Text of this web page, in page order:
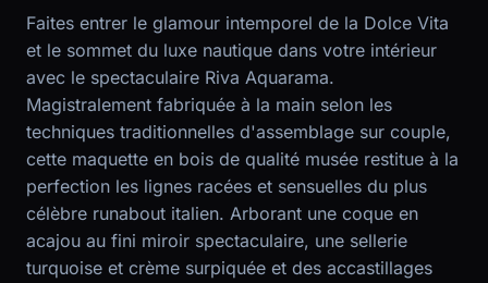
Faites entrer le glamour intemporel de la Dolce Vita
et le sommet du luxe nautique dans votre intérieur
avec le spectaculaire Riva Aquarama.
Magistralement fabriquée à la main selon les
techniques traditionnelles d'assemblage sur couple,
cette maquette en bois de qualité musée restitue à la
perfection les lignes racées et sensuelles du plus
célèbre runabout italien. Arborant une coque en
acajou au fini miroir spectaculaire, une sellerie
turquoise et crème surpiquée et des accastillages